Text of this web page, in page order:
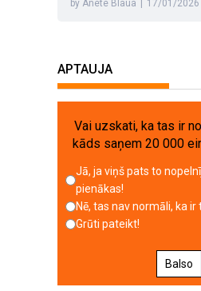
by Anete Blaua 17/01/2026
APTAUJA
Vai uzskati, ka tas ir
kāds saņem 20 000
Jā, ja viņš pats to
pienākas!
Nē, tas nav normāli, ka
Grūti pateikt!
Balso